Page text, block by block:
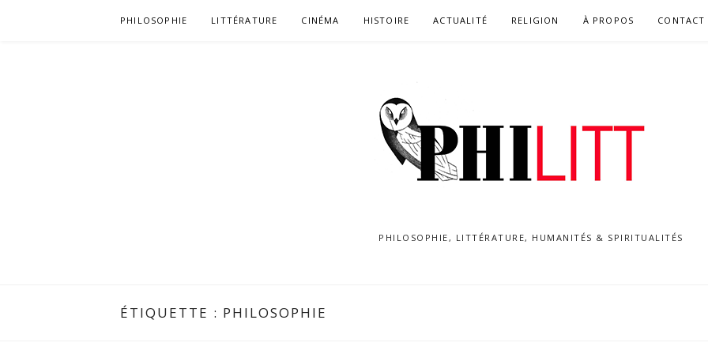
PHILOSOPHIE LITTÉRATURE CINÉMA HISTOIRE ACTUALITÉ RELIGION À PROPOS CONTACT
PHILOSOPHIE, LITTÉRATURE, HUMANITÉS & SPIRITUALITÉS
ÉTIQUETTE : PHILOSOPHIE